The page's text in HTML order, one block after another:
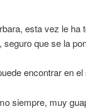
esta vez le
seguro que se la
encontrar en
siempre, muy